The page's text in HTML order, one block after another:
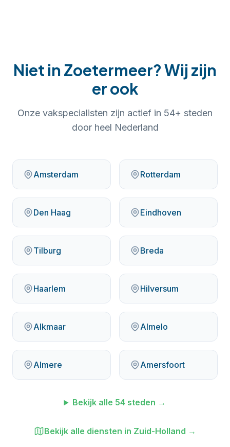
Niet in Zoetermeer? Wij zijn
er ook
Onze vakspecialisten zijn actief in 54+ steden
door heel Nederland
Amsterdam Rotterdam
Den Haag Eindhoven
Tilburg Breda
Haarlem Hilversum
Alkmaar Almelo
Almere Amersfoort
Bekijk alle 54 steden →
Bekijk alle diensten in Zuid-Holland →